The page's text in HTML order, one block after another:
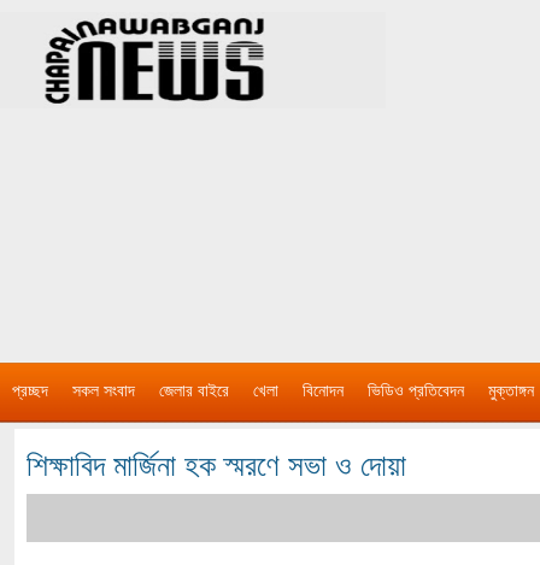
প্রচ্ছদ সকল সংবাদ জেলার বাইরে খেলা বিনোদন ভিডিও প্রতিবেদন মুক্তাঙ্গন
শিক্ষাবিদ মার্জিনা হক স্মরণে সভা ও দোয়া